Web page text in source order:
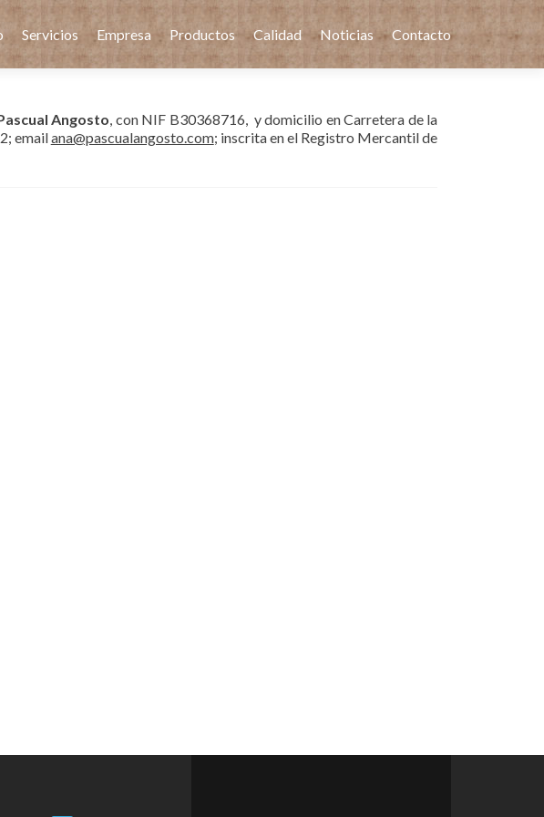
Servicios Empresa Productos Calidad Noticias Contacto
Angosto, con NIF B30368716, y domicilio en Carretera de la
emailana@pascualangosto.com; inscrita en el Registro Mercantil de